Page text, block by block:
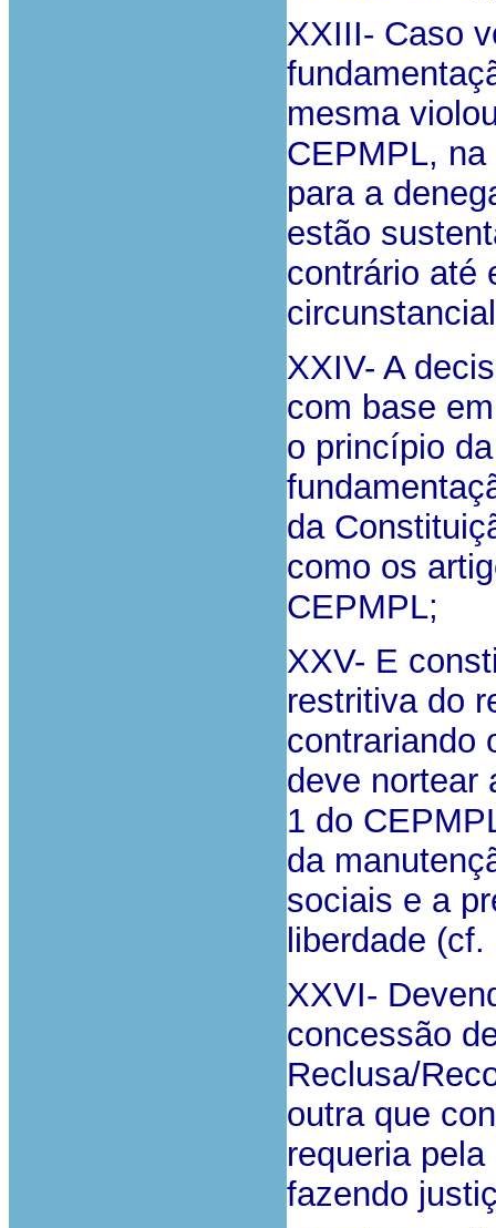
XXIII- Caso
mesma
CEPMPL,
para a
estão
contrário até
XXIV- A
com base
o princípio
da
como os
CEPMPL;
XXV- E
restritiva do
contrariando
deve nortear
1 do
da
sociais e a
liberdade
XXVI-
concessão
Reclusa/
outra que
requeria
fazendo